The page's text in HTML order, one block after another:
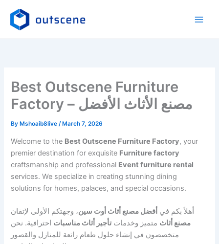
content
Best Outscene Furniture
Factory – مصنع الأثاث الأفضل
By Mshoaib8live/ March 7, 2026
Welcome to the Best Outscene Furniture Factory, your
premier destination for exquisite Furniture factory
craftsmanship and professional Event furniture rental
services. We specialize in creating stunning dining
solutions for homes, palaces, and special occasions.
أهلاً بكم في أفضل مصنع أثاث أوت سين، وجهتكم الأولى لإتقان
مصنع أثاث متميز وخدماتتأجير أثاث مناسبات احترافية. نحن
متخصصون في إنشاء حلول طعام رائعة للمنازل والقصور